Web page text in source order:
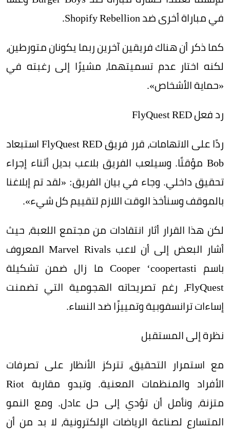
في مباراة أخرى ضد Shopify Rebellion.
كما ذكر أن هناك فريقين آخرين ربما يكونان متورطين،
لكنه اختار عدم تسميتهما، مشيرًا إلى رغبته في
«حماية الأشخاص».
رد فعل FlyQuest RED
ردًا على الاتهامات، قرر فريق FlyQuest RED استبعاد
Bob مؤقتًا. وسيلعب الفريق بلاعب بديل أثناء إجراء
تحقيق داخلي. وجاء في بيان الفريق: «لقد تم إبلاغنا
بالموقف وسنأخذ الوقت اللازم لتقييم كل شيء».
لكن هذا القرار أثار انتقادات من مجتمع اللعبة، حيث
أشار البعض إلى أن لاعب Marvel Rivals المعروف
باسم Cooper ‘coopertasti ما زال ضمن تشكيلة
FlyQuest، رغم تصريحاته الهجومية التي تضمنت
إساءات ترانسفوبية وتمييزًا ضد النساء.
نظرة إلى المستقبل
مع استمرار التحقيق، تتركز الأنظار على تصرفات
الأفراد والمنظمات المعنية. وتبدو مقاربة Riot
متزنة، ونأمل أن تؤدي إلى حل عادل. ومع النمو
المتسارع لصناعة الرياضات الإلكترونية، لا بد من أن